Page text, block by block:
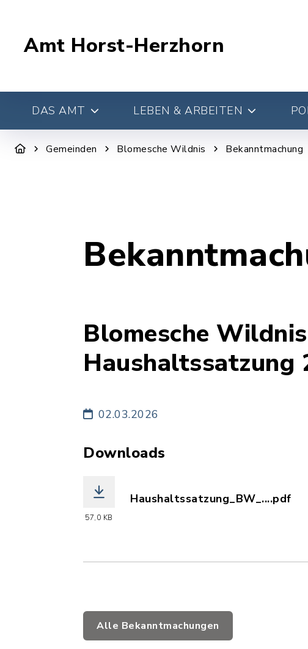
Amt Horst-Herzhorn
DAS AMT LEBEN & ARBEITEN
Gemeinden Blomesche Wildnis Bekanntmachung
Blomesche
Haushaltssatzung
02.03.2026
Downloads
57,0 KB
Haushaltssatzung_BW_....pdf
Alle Bekanntmachungen